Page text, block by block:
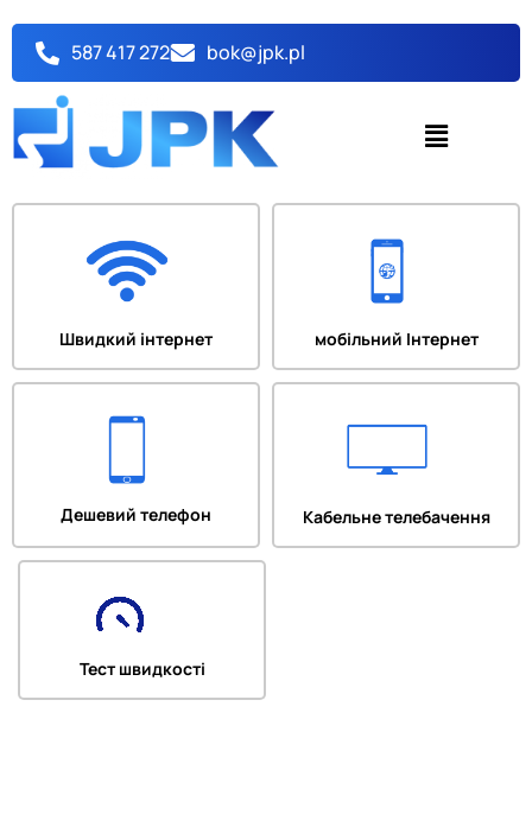
вмісту
587 417 272 bok@jpk.pl
Menu
Швидкий інтернет мобільний Інтернет
Дешевий телефон Кабельне телебачення
Тест швидкості